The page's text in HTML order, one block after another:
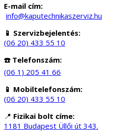
E-mail cím:
info@kaputechnikaszerviz.hu
📱 Szervizbejelentés:
(06 20) 433 55 10
☎️ Telefonszám:
(06 1) 205 41 66
📱 Mobiltelefonszám:
(06 20) 433 55 10
📍 Fizikai bolt címe:
1181 Budapest Üllői út 343.